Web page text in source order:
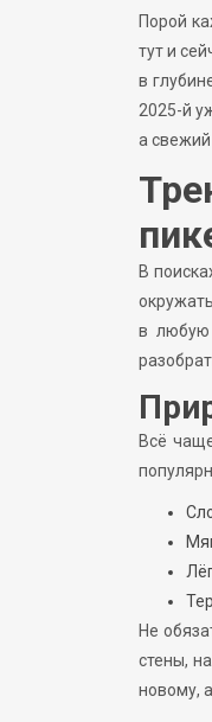
Порой
тут и
в
2025-й
а
В
в любую
Всё
Не
стены,
новому,